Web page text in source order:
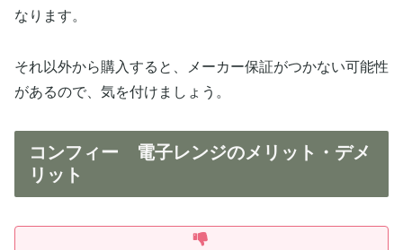
なります。
それ以外から購入すると、メーカー保証がつかない可能性
があるので、気を付けましょう。
コンフィー 電子レンジのメリット・デメ
リット